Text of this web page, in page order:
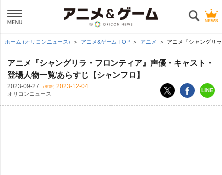
ホーム (オリコンニュース) アニメ&ゲーム TOP アニメ アニメ『シャングリ
アニメ『シャングリラ・フロンティア』声優・キャスト・
登場人物一覧/あらすじ【シャンフロ】
2023-09-27 （更新） 2023-12-04
オリコンニュース